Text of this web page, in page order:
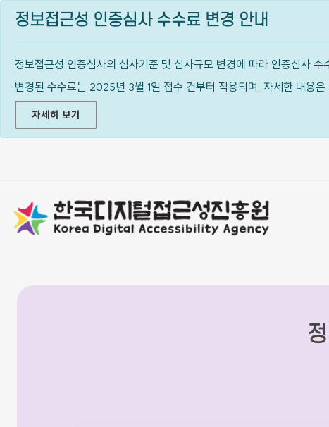
정보접근성 인증심사 수수료 변경 안내
정보접근성 인증심사의 심사기준 및 심사규모 변경에 따라 인증심사 수
변경된 수수료는 2025년 3월 1일 접수 건부터 적용되며, 자세한 내용
자세히 보기